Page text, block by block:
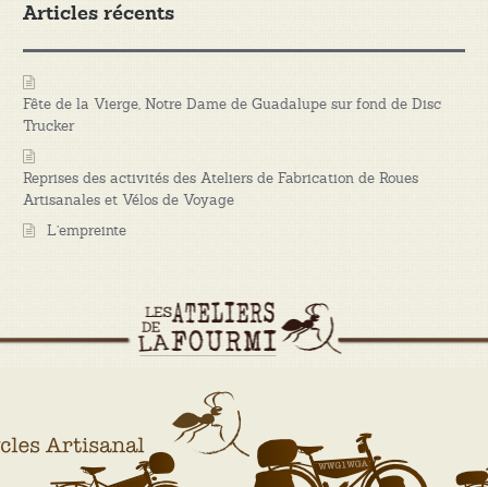
Articles récents
Fête de la Vierge, Notre Dame de Guadalupe sur fond de Disc
Trucker
Reprises des activités des Ateliers de Fabrication de Roues
Artisanales et Vélos de Voyage
L’empreinte